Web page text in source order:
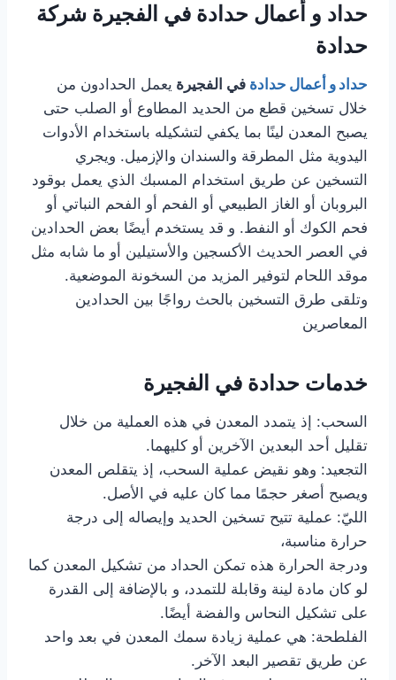
حداد و أعمال حدادة في الفجيرة شركة
حدادة
حداد و أعمال حدادة في الفجيرة يعمل الحدادون من
خلال تسخين قطع من الحديد المطاوع أو الصلب حتى
يصبح المعدن لينًا بما يكفي لتشكيله باستخدام الأدوات
اليدوية مثل المطرقة والسندان والإزميل. ويجري
التسخين عن طريق استخدام المسبك الذي يعمل بوقود
البروبان أو الغاز الطبيعي أو الفحم أو الفحم النباتي أو
فحم الكوك أو النفط. و قد يستخدم أيضًا بعض الحدادين
في العصر الحديث الأكسجين والأستيلين أو ما شابه مثل
موقد اللحام لتوفير المزيد من السخونة الموضعية.
وتلقى طرق التسخين بالحث رواجًا بين الحدادين
المعاصرين
خدمات حدادة في الفجيرة
السحب: إذ يتمدد المعدن في هذه العملية من خلال
تقليل أحد البعدين الآخرين أو كليهما.
التجعيد: وهو نقيض عملية السحب، إذ يتقلص المعدن
ويصبح أصغر حجمًا مما كان عليه في الأصل.
الليّ: عملية تتيح تسخين الحديد وإيصاله إلى درجة
حرارة مناسبة،
ودرجة الحرارة هذه تمكن الحداد من تشكيل المعدن كما
لو كان مادة لينة وقابلة للتمدد، و بالإضافة إلى القدرة
على تشكيل النحاس والفضة أيضًا.
الفلطحة: هي عملية زيادة سمك المعدن في بعد واحد
عن طريق تقصير البعد الآخر.